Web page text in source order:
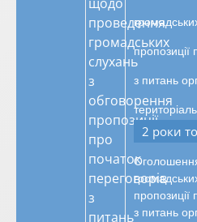
пропозиції
з питань
2 роки
пропозиції
з питань